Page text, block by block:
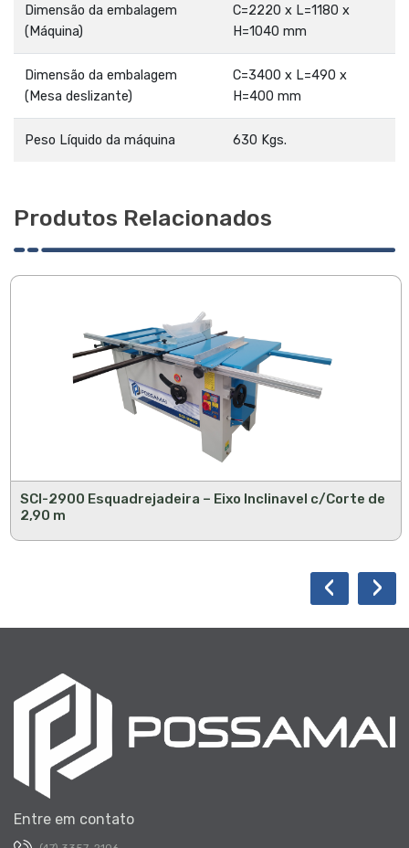
Dimensão da embalagem
(Máquina)
C=2220 x L=1180 x
H=1040 mm
Dimensão da embalagem
(Mesa deslizante)
C=3400 x L=490 x
H=400 mm
Peso Líquido da máquina 630 Kgs.
Produtos Relacionados
SCI-2900 Esquadrejadeira – Eixo Inclinavel c/Corte de
2,90 m
‹ ›
Entre em contato